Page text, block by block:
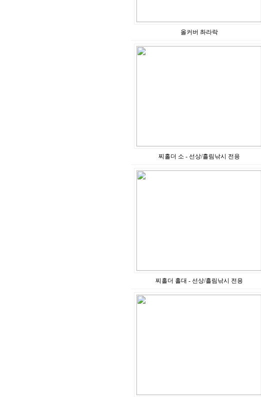
올커버 촤라락
찌홀더 소 - 선상/흘림낚시 전용
찌홀더 홀대 - 선상/흘림낚시 전용